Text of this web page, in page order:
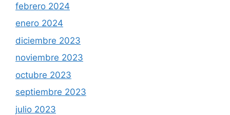
febrero 2024
enero 2024
diciembre 2023
noviembre 2023
octubre 2023
septiembre 2023
julio 2023